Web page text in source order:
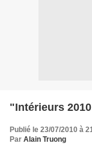
"Intérieurs
Publié le 23/07/2010 à
Par Alain Truong